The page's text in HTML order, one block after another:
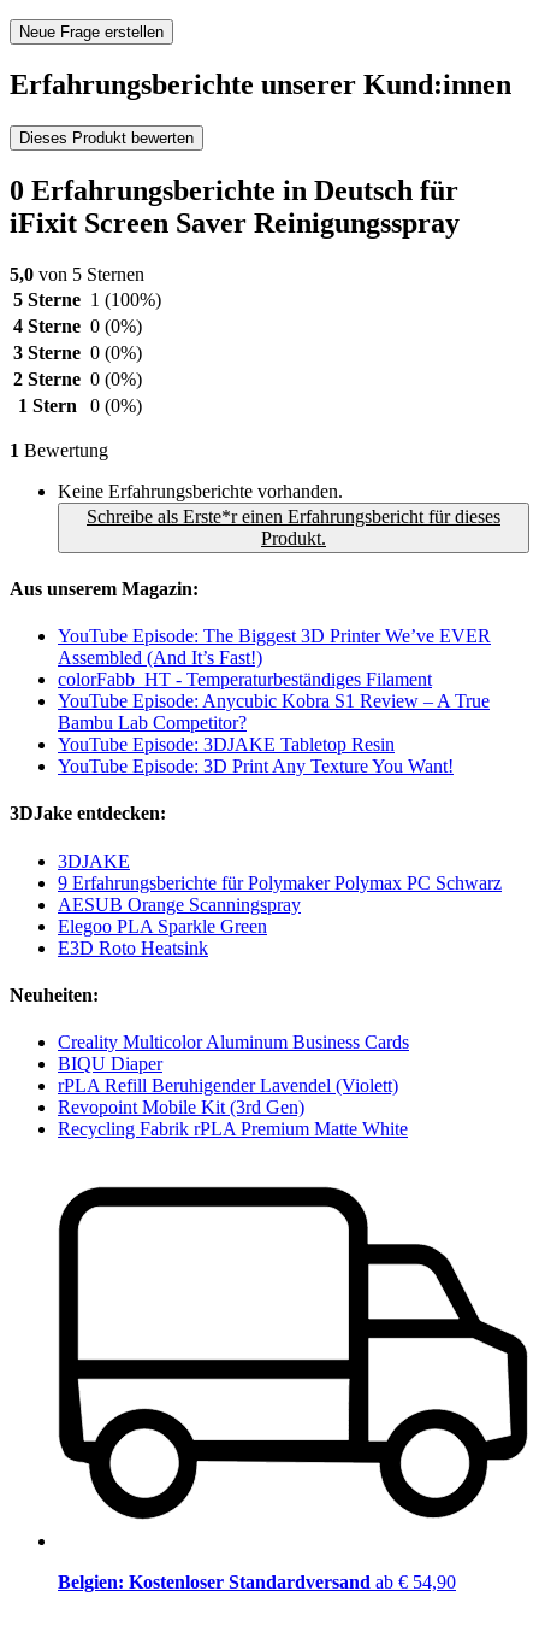
Neue Frage erstellen
Erfahrungsberichte unserer Kund:innen
Dieses Produkt bewerten
0 Erfahrungsberichte in Deutsch für
iFixit Screen Saver Reinigungsspray
5,0 von 5 Sternen
5 Sterne 1 (100%)
4 Sterne 0 (0%)
3 Sterne 0 (0%)
2 Sterne 0 (0%)
1 Stern
0 (0%)
1 Bewertung
Keine Erfahrungsberichte vorhanden.
Schreibe als Erste*r einen Erfahrungsbericht für dieses
Produkt.
Aus unserem Magazin:
YouTube Episode: The Biggest 3D Printer We’ve EVER
Assembled (And It’s Fast!)
colorFabb_HT - Temperaturbeständiges Filament
YouTube Episode: Anycubic Kobra S1 Review – A True
Bambu Lab Competitor?
YouTube Episode: 3DJAKE Tabletop Resin
YouTube Episode: 3D Print Any Texture You Want!
3DJake entdecken:
3DJAKE
9 Erfahrungsberichte für Polymaker Polymax PC Schwarz
AESUB Orange Scanningspray
Elegoo PLA Sparkle Green
E3D Roto Heatsink
Neuheiten:
Creality Multicolor Aluminum Business Cards
BIQU Diaper
rPLA Refill Beruhigender Lavendel (Violett)
Revopoint Mobile Kit (3rd Gen)
Recycling Fabrik rPLA Premium Matte White
Belgien: Kostenloser Standardversand ab € 54,90